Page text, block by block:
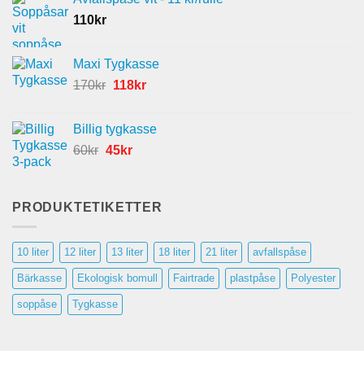
110kr
Maxi Tygkasse
170kr Det
var:
170kr.
118krDet
är:
Billig tygkasse
60kr Det
var:
45krDet
är:
PRODUKTETIKETTER
10 liter 12 liter 13 liter 18 liter 21 liter avfallspåse
Bärkasse Ekologisk bomull Fairtrade plastpåse Polyester
soppåse Tygkasse